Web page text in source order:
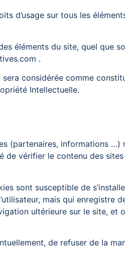
d’usage sur tous les
éléments du site, quel que
.
considérée comme
Intellectuelle.
(partenaires, informations …)
de vérifier le contenu des
sont susceptible de
mais qui enregistre
ultérieure sur le site, et
de refuser de la